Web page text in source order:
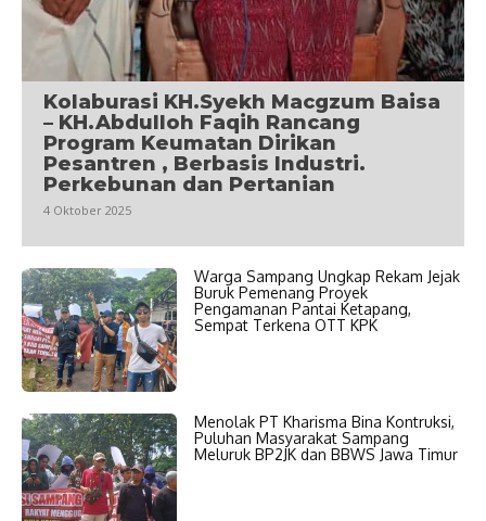
Kolaburasi KH.Syekh Macgzum Baisa
– KH.Abdulloh Faqih Rancang
Program Keumatan Dirikan
Pesantren , Berbasis Industri.
Perkebunan dan Pertanian
4 Oktober 2025
Warga Sampang Ungkap Rekam Jejak
Buruk Pemenang Proyek
Pengamanan Pantai Ketapang,
Sempat Terkena OTT KPK
Menolak PT Kharisma Bina Kontruksi,
Puluhan Masyarakat Sampang
Meluruk BP2JK dan BBWS Jawa Timur